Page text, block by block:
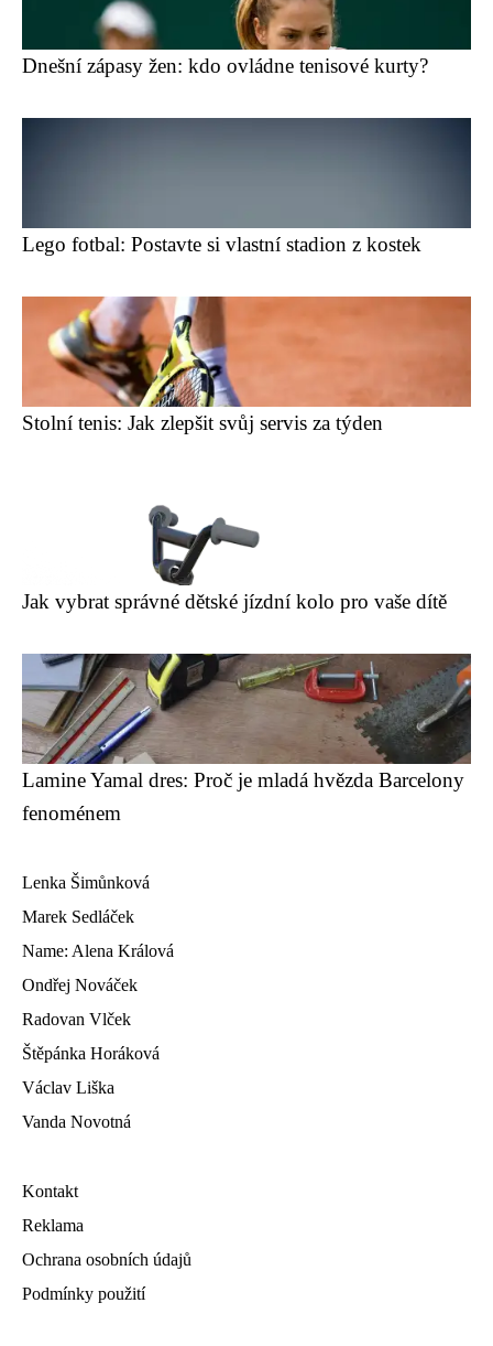
Dnešní zápasy žen: kdo ovládne tenisové kurty?
Lego fotbal: Postavte si vlastní stadion z kostek
Stolní tenis: Jak zlepšit svůj servis za týden
Jak vybrat správné dětské jízdní kolo pro vaše dítě
Lamine Yamal dres: Proč je mladá hvězda Barcelony
fenoménem
Lenka Šimůnková
Marek Sedláček
Name: Alena Králová
Ondřej Nováček
Radovan Vlček
Štěpánka Horáková
Václav Liška
Vanda Novotná
Kontakt
Reklama
Ochrana osobních údajů
Podmínky použití